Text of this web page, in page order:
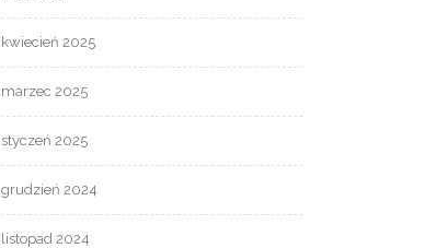
kwiecień 2025
marzec 2025
styczeń 2025
grudzień 2024
listopad 2024